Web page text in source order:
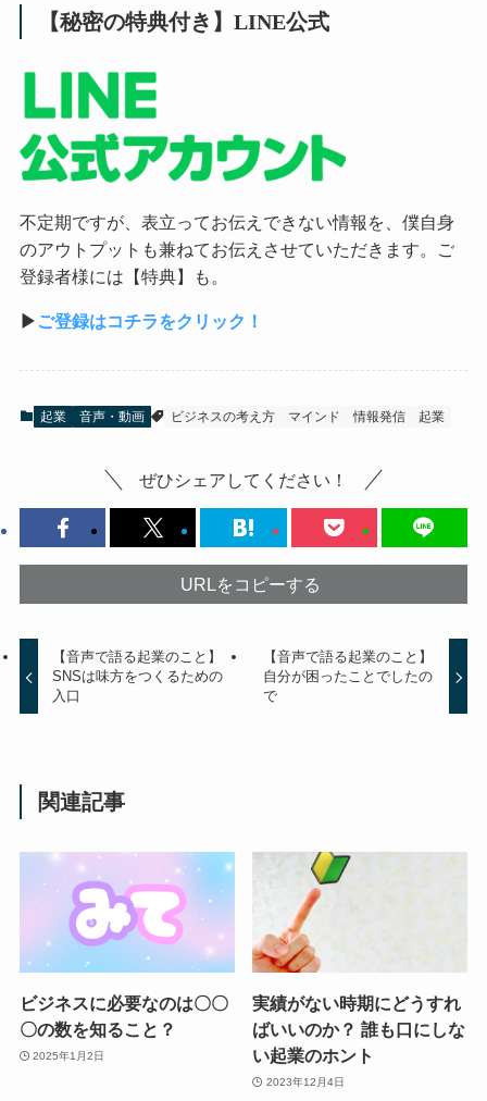
【秘密の特典付き】LINE公式
不定期ですが、表立ってお伝えできない情報を、僕自身
のアウトプットも兼ねてお伝えさせていただきます。ご
登録者様には【特典】も。
▶︎ ご登録はコチラをクリック！
起業 音声・動画 ビジネスの考え方 マインド 情報発信 起業
ぜひシェアしてください！
URLをコピーする
【音声で語る起業のこと】
SNSは味方をつくるための
入口
【音声で語る起業のこと】
自分が困ったことでしたの
で
関連記事
ビジネスに必要なのは〇〇
〇の数を知ること？
2025年1月2日
実績がない時期にどうすれ
ばいいのか？ 誰も口にしな
い起業のホント
2023年12月4日